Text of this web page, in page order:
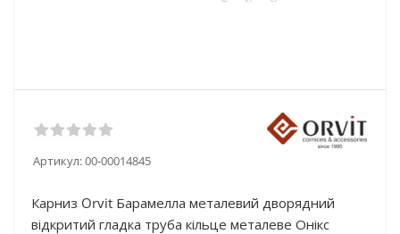
Артикул:00-00014845
Карниз Orvit Барамелла металевий дворядний
відкритий гладка труба кільце металеве Онікс